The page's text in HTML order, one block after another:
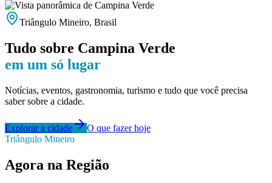
Triângulo Mineiro, Brasil
Tudo sobre Campina Verde
em um só lugar
Notícias, eventos, gastronomia, turismo e tudo que você precisa
saber sobre a cidade.
Explorar a cidade
O que fazer hoje
Triângulo Mineiro
Agora na Região